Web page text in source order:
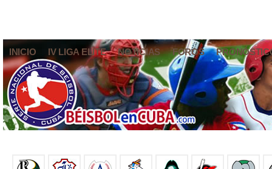
INICIO IV LIGA ELITE NOTICIAS FOROS